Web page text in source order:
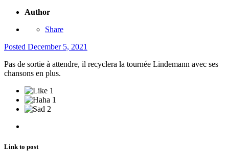
Author
Share
Posted December 5, 2021
Pas de sortie à attendre, il recyclera la tournée Lindemann avec ses
chansons en plus.
1
1
2
Link to post